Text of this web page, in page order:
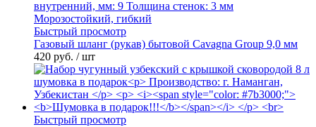
Быстрый просмотр
Газовый шланг (рукав) бытовой Cavagna Group 9,0 мм
420 руб. / шт
Быстрый просмотр